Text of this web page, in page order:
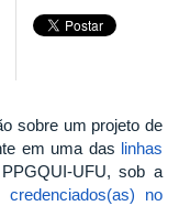
sobre um projeto de
em uma das linhas
UFU, sob a
credenciados(as) no